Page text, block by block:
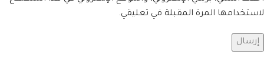
لاستخدامها المرة المقبلة في تعليقي.